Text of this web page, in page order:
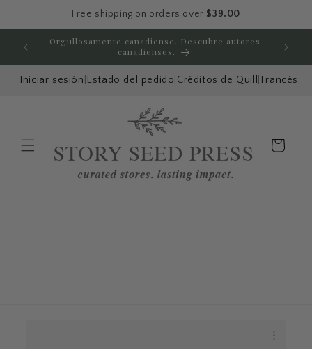
Free shipping on orders over $39.00
Ir directamente
Orgullosamente canadiense. Descubre autores
canadienses.
Iniciar sesión Estado del pedido Créditos de Quill Francés
Carrito